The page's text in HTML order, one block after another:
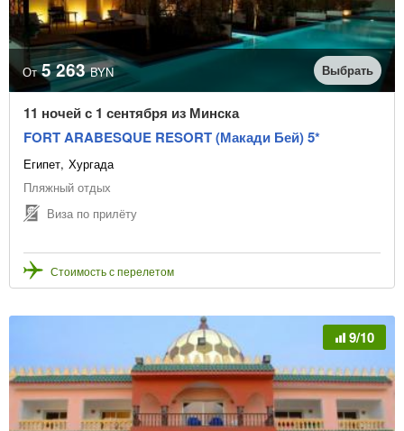
От 5 263 BYN Выбрать
11 ночей с 1 сентября из Минска
FORT ARABESQUE RESORT (Макади Бей) 5*
Египет Хургада
Пляжный отдых
Виза по прилёту
Стоимость с перелетом
9/10